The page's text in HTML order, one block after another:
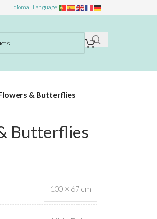
Idioma | Language:
& Butterflies
Butterflies
100 × 67 cm